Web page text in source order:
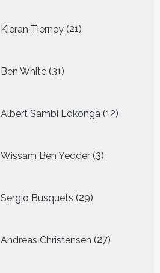
Kieran Tierney 21
producten
Ben White 31
producten
Albert Sambi Lokonga 12
Wissam Ben Yedder 3
producten
Sergio Busquets 29
producten
Andreas Christensen 27
producten